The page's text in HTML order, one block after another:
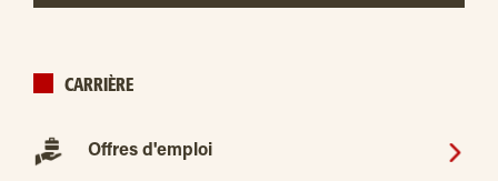
CARRIÈRE
Offres d'emploi